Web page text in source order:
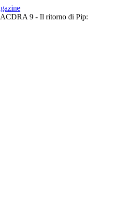
ACDRA 9 - Il ritorno di Pip: